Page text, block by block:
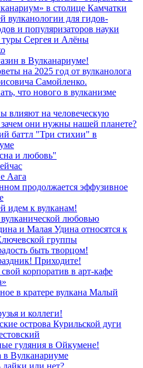
в столице Камчатки
вулканологии для гидов-
и популяризаторов науки
туры Сергея и Алёны
в Вулканариуме!
на 2025 год от вулканолога
Самойленко.
что нового в вулканизме
влияют на человеческую
они нужны нашей планете?
баттл "Три стихии" в
и любовь"
Аага
продолжается эффузивное
идем к вулканам!
любовью
и Малая Удина относятся к
группы
быть творцом!
Приходите!
корпоратив в арт-кафе
в кратере вулкана Малый
и коллеги!
острова Курильской дуги
гуляния в Ойкумене!
Вулканариуме
дайки или нет?